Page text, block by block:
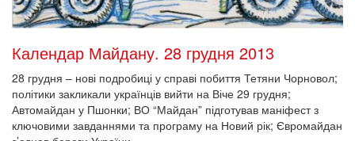
Календар Майдану. 28 грудня 2013
28 грудня – нові подробиці у справі побиття Тетяни Чорновол;
політики закликали українців вийти на Віче 29 грудня;
Автомайдан у Пшонки; ВО “Майдан” підготував маніфест з
ключовими завданнями та програму на Новий рік; Євромайдан